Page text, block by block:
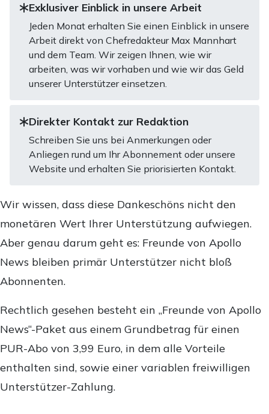
Exklusiver Einblick in unsere Arbeit
Jeden Monat erhalten Sie einen Einblick in unsere
Arbeit direkt von Chefredakteur Max Mannhart
und dem Team. Wir zeigen Ihnen, wie wir
arbeiten, was wir vorhaben und wie wir das Geld
unserer Unterstützer einsetzen.
Direkter Kontakt zur Redaktion
Schreiben Sie uns bei Anmerkungen oder
Anliegen rund um Ihr Abonnement oder unsere
Website und erhalten Sie priorisierten Kontakt.
Wir wissen, dass diese Dankeschöns nicht den
monetären Wert Ihrer Unterstützung aufwiegen.
Aber genau darum geht es: Freunde von Apollo
News bleiben primär Unterstützer nicht bloß
Abonnenten.
Rechtlich gesehen besteht ein „Freunde von Apollo
News“-Paket aus einem Grundbetrag für einen
PUR-Abo von 3,99 Euro, in dem alle Vorteile
enthalten sind, sowie einer variablen freiwilligen
Unterstützer-Zahlung.